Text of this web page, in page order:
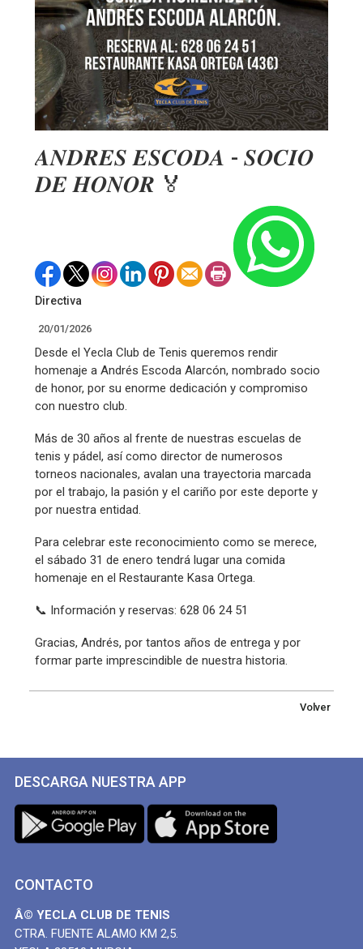
𝑨𝑵𝑫𝑹𝑬𝑺 𝑬𝑺𝑪𝑶𝑫𝑨 - 𝑺𝑶𝑪𝑰𝑶
𝑫𝑬 𝑯𝑶𝑵𝑶𝑹 🏅
Directiva
20/01/2026
Desde el Yecla Club de Tenis queremos rendir
homenaje a Andrés Escoda Alarcón, nombrado socio
de honor, por su enorme dedicación y compromiso
con nuestro club.
Más de 30 años al frente de nuestras escuelas de
tenis y pádel, así como director de numerosos
torneos nacionales, avalan una trayectoria marcada
por el trabajo, la pasión y el cariño por este deporte y
por nuestra entidad.
Para celebrar este reconocimiento como se merece,
el sábado 31 de enero tendrá lugar una comida
homenaje en el Restaurante Kasa Ortega.
📞 Información y reservas: 628 06 24 51
Gracias, Andrés, por tantos años de entrega y por
formar parte imprescindible de nuestra historia.
Volver
DESCARGA NUESTRA APP
CONTACTO
Â© YECLA CLUB DE TENIS
CTRA. FUENTE ALAMO KM 2,5.